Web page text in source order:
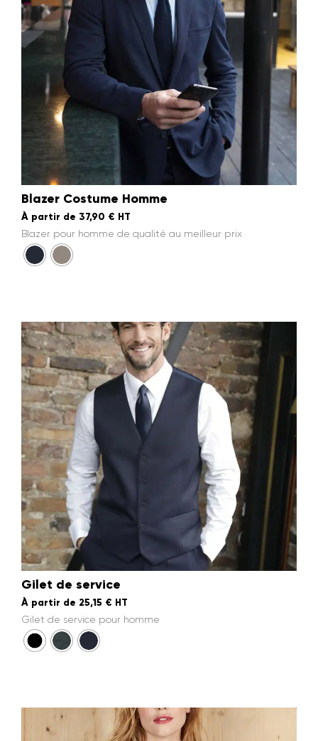
Blazer Costume Homme
À partir de 37,90 € HT
Blazer pour homme de qualité au meilleur prix
Gilet de service
À partir de 25,15 € HT
Gilet de service pour homme